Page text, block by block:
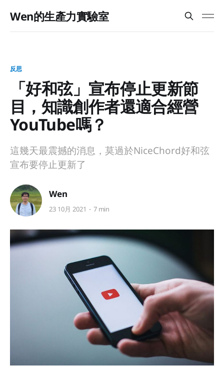
Wen的生產力實驗室
反思
「好和弦」宣布停止更新節
目，知識創作者還適合經營
YouTube嗎？
這幾天最震撼的消息，莫過於NiceChord好和弦
宣布要停止更新了
Wen
23 10月 2021 7 min